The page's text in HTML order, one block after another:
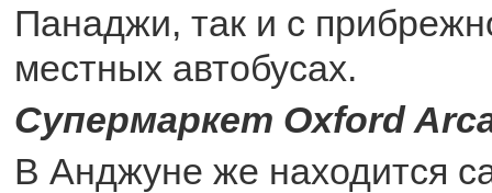
Панаджи, так и с
местных автобусах.
Супермаркет Oxford
В Анджуне же находится